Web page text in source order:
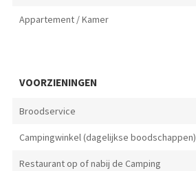
Appartement / Kamer
VOORZIENINGEN
Broodservice
Campingwinkel (dagelijkse boodschappen)
Restaurant op of nabij de Camping